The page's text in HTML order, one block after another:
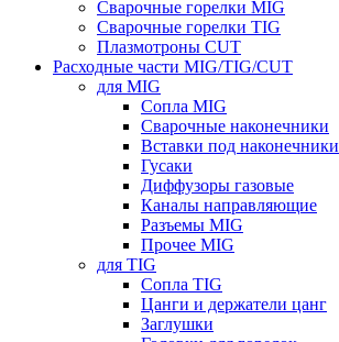
Сварочные горелки MIG
Сварочные горелки TIG
Плазмотроны CUT
Расходные части MIG/TIG/CUT
для MIG
Сопла MIG
Сварочные наконечники
Вставки под наконечники
Гусаки
Диффузоры газовые
Каналы направляющие
Разъемы MIG
Прочее MIG
для TIG
Сопла TIG
Цанги и держатели цанг
Заглушки